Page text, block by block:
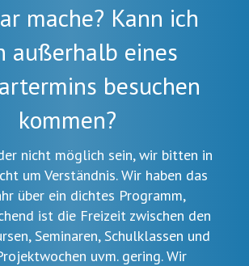
mache? Kann ich
außerhalb eines
besuchen
kommen?
nicht möglich sein, wir bitten in
um Verständnis. Wir haben das
über ein dichtes Programm,
ist die Freizeit zwischen den
Seminaren, Schulklassen und
uvm. gering. Wir